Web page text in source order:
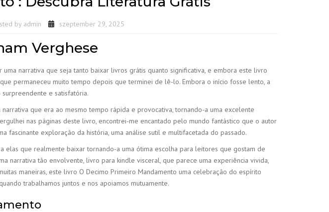
by admin szeptember 29, 2025
Verghese
narrativa que seja tanto baixar livros grátis quanto significativa, e embora este livro
permaneceu muito tempo depois que terminei de lê-lo. Embora o início fosse lento, a
e satisfatória.
que era ao mesmo tempo rápida e provocativa, tornando-a uma excelente
nas páginas deste livro, encontrei-me encantado pelo mundo fantástico que o autor
fascinante exploração da história, uma análise sutil e multifacetada do passado.
que realmente baixar tornando-a uma ótima escolha para leitores que gostam de
narrativa tão envolvente, livro para kindle visceral, que parece uma experiência vivida,
maneiras, este livro O Decimo Primeiro Mandamento uma celebração do espírito
trabalhamos juntos e nos apoiamos mutuamente.